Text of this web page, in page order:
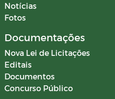
Notícias
Fotos
Documentações
Nova Lei de Licitações
Editais
Documentos
Concurso Público